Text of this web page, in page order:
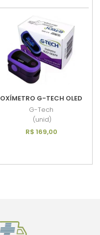
OXÍMETRO G-TECH OLED
G-Tech
(unid)
R$ 169,00